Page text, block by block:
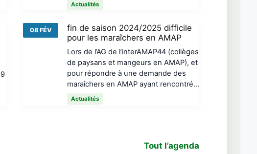
Actualités
08 FÉV
fin de saison 2024/2025 difficile
pour les maraîchers en AMAP
Lors de l’AG de l’interAMAP44 (collèges
de paysans et mangeurs en AMAP), et
pour répondre à une demande des
maraîchers en AMAP ayant rencontré…
Actualités
Tout l’agenda